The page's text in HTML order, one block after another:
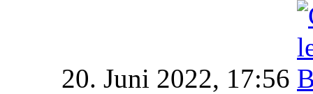
20. Juni 2022, 17:56